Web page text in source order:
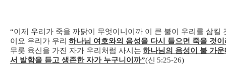
“이제 우리가 죽을 까닭이 무엇이니이까 이 큰 불이 우리를 삼킬
이요 우리가 우리 하나님 여호와의 음성을 다시 들으면 죽을 것이
무릇 육신을 가진 자가 우리처럼 사시는 하나님의 음성이 불 가운
서 발함을 듣고 생존한 자가 누구니이까”(신 5:25-26)